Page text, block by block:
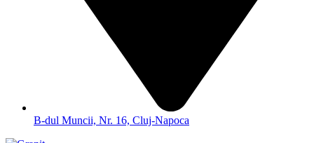
B-dul Muncii, Nr. 16, Cluj-Napoca